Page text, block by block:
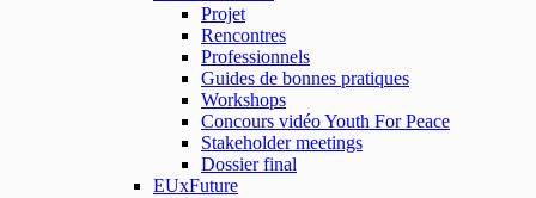
Projet
Rencontres
Professionnels
Guides de bonnes pratiques
Workshops
Concours vidéo Youth For Peace
Stakeholder meetings
Dossier final
EUxFuture